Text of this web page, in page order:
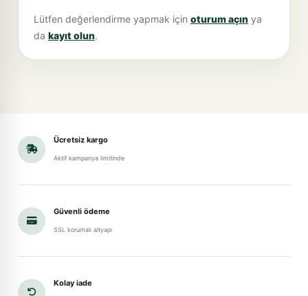
Lütfen değerlendirme yapmak için oturum açın ya
da kayıt olun.
Ücretsiz kargo
Aktif kampanya limitinde
Güvenli ödeme
SSL korumalı altyapı
Kolay iade